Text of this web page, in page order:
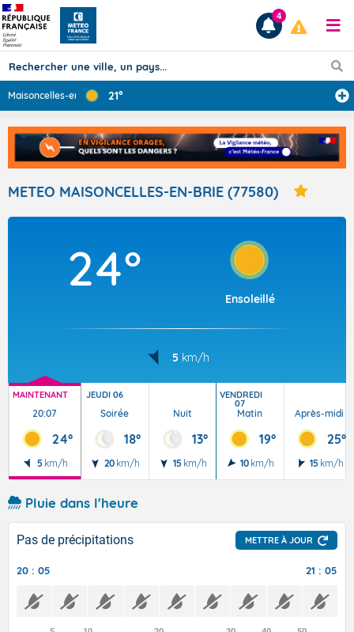
Prévisions
TOUS LES RÉSULTATS
Articles
4
Maisoncelles-en ... 21°
METEO MAISONCELLES-EN-BRIE (77580)
24°
Ensoleillé
5 km/h
MAINTENANT
20:07
24°
5 km/h
JEUDI 06
Soirée
18°
20 km/h
Nuit
13°
15 km/h
VENDREDI
07
Matin
19°
10 km/h
Après-midi
25°
15 km/h
Pluie dans l'heure
Pas de précipitations METTRE À JOUR
20 : 05 21 : 05